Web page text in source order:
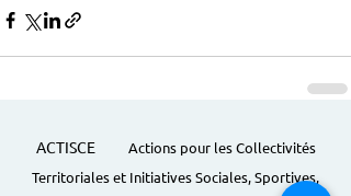
ACTISCE
Actions pour les Collectivités
Territoriales et Initiatives Sociales, Sportives,